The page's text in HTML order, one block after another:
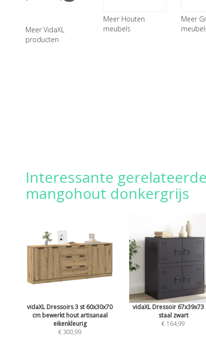
Meer VidaXL
producten
Meer Houten
meubels
Meer
Interessante
mangohout donkergrijs
vidaXL Dressoirs 3 st 60x30x70
cm bewerkt hout artisanaal
eikenkleurig
€ 300,99
vidaXL Dressoir 67x39x73
staal zwart
€ 164,99